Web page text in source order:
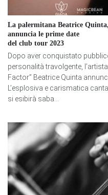
La palermitana Beatrice
annuncia le prime date
del club tour 2023
Dopo aver conquistato
personalità travolgente,
Factor” Beatrice Quinta
L’esplosiva e carismatica
si esibirà saba...